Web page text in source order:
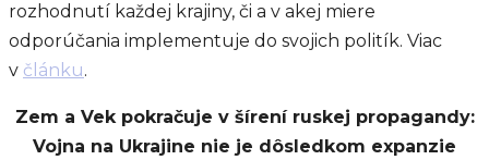
rozhodnutí každej krajiny, či a v akej miere
odporúčania implementuje do svojich politík. Viac
v článku.
Zem a Vek pokračuje v šírení ruskej propagandy:
Vojna na Ukrajine nie je dôsledkom expanzie